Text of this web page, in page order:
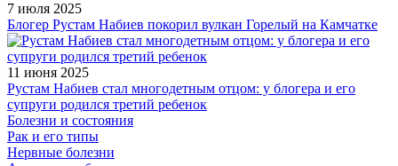
7 июля 2025
Блогер Рустам Набиев покорил вулкан Горелый на Камчатке
11 июня 2025
Рустам Набиев стал многодетным отцом: у блогера и его
супруги родился третий ребенок
Болезни и состояния
Рак и его типы
Нервные болезни